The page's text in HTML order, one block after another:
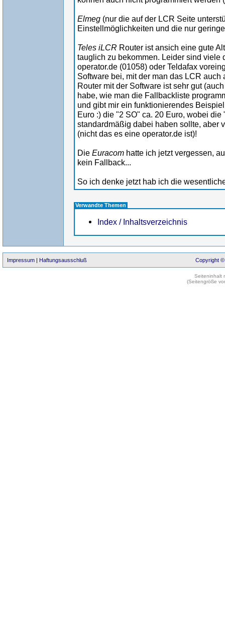
Elmeg (nur die auf der LCR Seite
Einstellmöglichkeiten und die nur
Teles iLCR Router ist ansich eine gute
tauglich zu bekommen. Leider sind viele
operator.de (01058) oder Teldafax
Software bei, mit der man das LCR
Router mit der Software ist sehr gut
habe, wie man die Fallbackliste
und gibt mir ein funktionierendes
Euro :) die "2 SO" ca. 20 Euro, wobei
standardmäßig dabei haben sollte, aber
(nicht das es eine operator.de ist)!
Die Euracom hatte ich jetzt vergessen,
kein Fallback...
So ich denke jetzt hab ich die
Verwandte Themen
Index / Inhaltsverzeichnis
Impressum | Haftungsausschluß Copyright ©
Seiteninhalt
(Seitengröße